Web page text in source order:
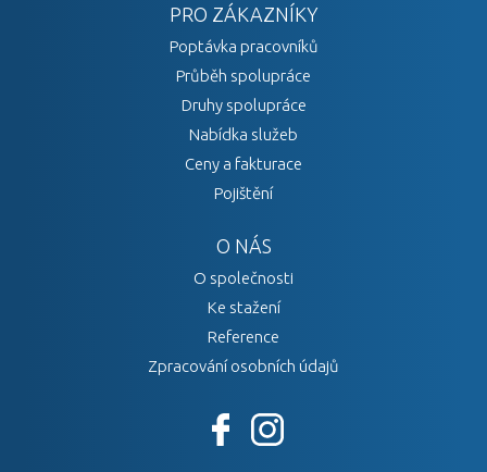
PRO ZÁKAZNÍKY
Poptávka pracovníků
Průběh spolupráce
Druhy spolupráce
Nabídka služeb
Ceny a fakturace
Pojištění
O NÁS
O společnosti
Ke stažení
Reference
Zpracování osobních údajů